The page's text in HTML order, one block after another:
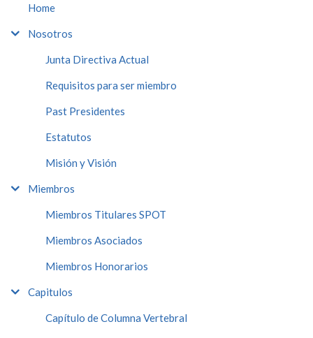
Home
Nosotros
Junta Directiva Actual
Requisitos para ser miembro
Past Presidentes
Estatutos
Misión y Visión
Miembros
Miembros Titulares SPOT
Miembros Asociados
Miembros Honorarios
Capitulos
Capítulo de Columna Vertebral